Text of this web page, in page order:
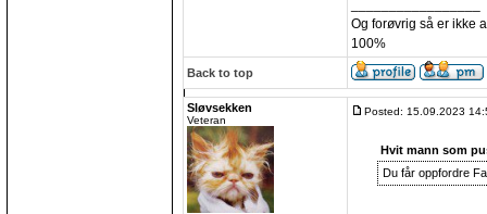
Og forøvrig så er ikke
100%
Back to top
Sløvsekken
Veteran
Posted: 15.09.2023
Hvit mann som
Du får oppfordre